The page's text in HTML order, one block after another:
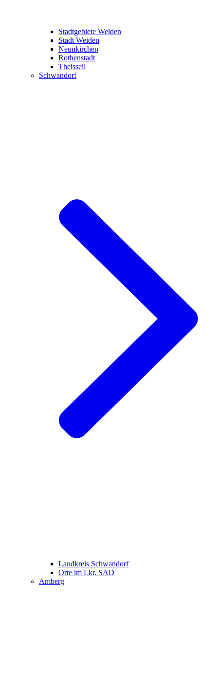
Stadtgebiete Weiden
Stadt Weiden
Neunkirchen
Rothenstadt
Theisseil
Schwandorf
Landkreis Schwandorf
Orte im Lkr. SAD
Amberg